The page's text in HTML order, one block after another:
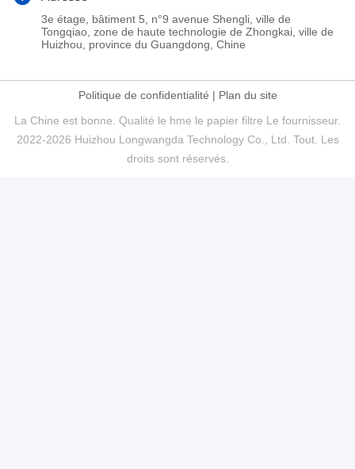
3e étage, bâtiment 5, n°9 avenue Shengli, ville de
Tongqiao, zone de haute technologie de Zhongkai, ville de
Huizhou, province du Guangdong, Chine
Politique de confidentialité | Plan du site
La Chine est bonne. Qualité le hme le papier filtre Le fournisseur.
2022-2026 Huizhou Longwangda Technology Co., Ltd. Tout. Les
droits sont réservés.